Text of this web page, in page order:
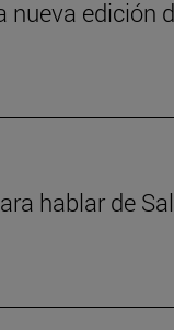
nueva edición
hablar de